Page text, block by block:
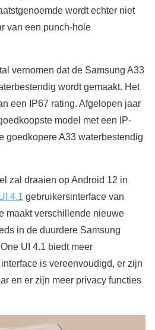
wordt echter niet
van een punch-hole
vernomen dat de Samsung A33
wordt gemaakt. Het
een IP67 rating. Afgelopen jaar
model met een IP-
goedkopere A33 waterbestendig
zal draaien op Android 12 in
4.1 gebruikersinterface van
maakt verschillende nieuwe
in de duurdere Samsung
UI 4.1 biedt meer
is vereenvoudigd, er zijn
en er zijn meer privacy functies